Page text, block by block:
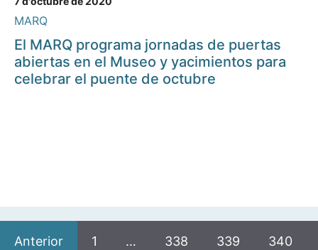
MARQ
El MARQ programa jornadas de puertas
abiertas en el Museo y yacimientos para
celebrar el puente de octubre
Anterior 1 … 338 339 340